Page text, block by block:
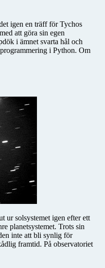
igen en träff för Tychos
att göra sin egen
i ämnet svarta hål och
i Python. Om
ur solsystemet igen efter ett
planetsystemet. Trots sin
inte att bli synlig för
framtid. På observatoriet